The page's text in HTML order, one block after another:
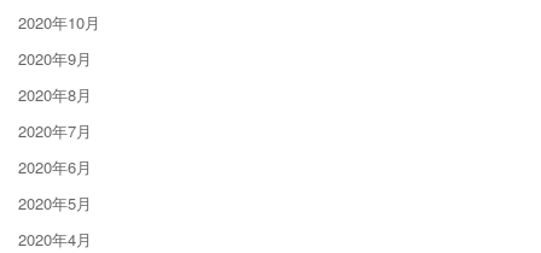
2020年10月
2020年9月
2020年8月
2020年7月
2020年6月
2020年5月
2020年4月